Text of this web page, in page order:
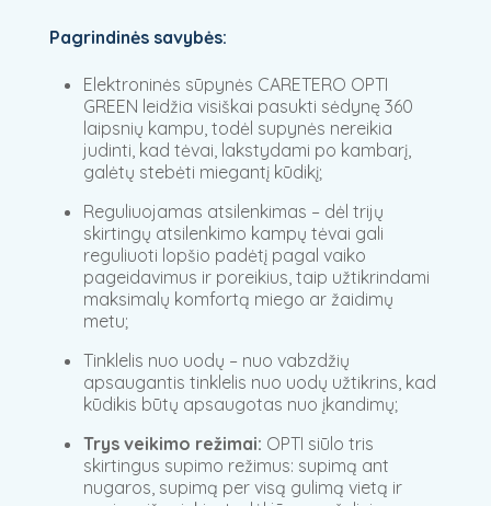
Pagrindinės savybės:
Elektroninės sūpynės CARETERO OPTI
GREEN leidžia visiškai pasukti sėdynę 360
laipsnių kampu, todėl supynės nereikia
judinti, kad tėvai, lakstydami po kambarį,
galėtų stebėti miegantį kūdikį;
Reguliuojamas atsilenkimas – dėl trijų
skirtingų atsilenkimo kampų tėvai gali
reguliuoti lopšio padėtį pagal vaiko
pageidavimus ir poreikius, taip užtikrindami
maksimalų komfortą miego ar žaidimų
metu;
Tinklelis nuo uodų – nuo vabzdžių
apsaugantis tinklelis nuo uodų užtikrins, kad
kūdikis būtų apsaugotas nuo įkandimų;
Trys veikimo režimai: OPTI siūlo tris
skirtingus supimo režimus: supimą ant
nugaros, supimą per visą gulimą vietą ir